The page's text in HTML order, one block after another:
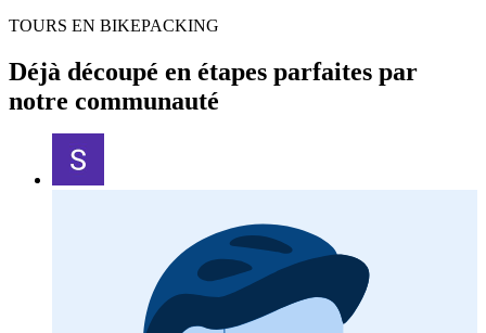
TOURS EN BIKEPACKING
Déjà découpé en étapes parfaites par
notre communauté